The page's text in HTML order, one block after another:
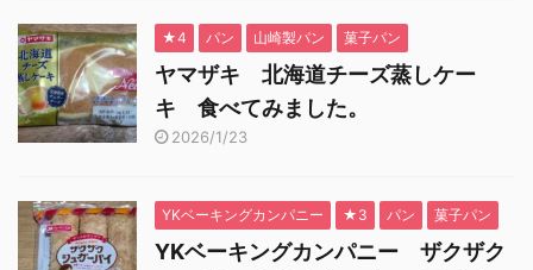
★4 パン 山崎製パン 菓子パン
ヤマザキ 北海道チーズ蒸しケー
キ 食べてみました。
2026/1/23
YKベーキングカンパニー ★3 パン 菓子パン
YKベーキングカンパニー ザクザク